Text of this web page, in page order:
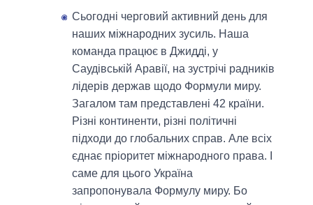
Сьогодні черговий активний день для
наших міжнародних зусиль. Наша
команда працює в Джидді, у
Саудівській Аравії, на зустрічі радників
лідерів держав щодо Формули миру.
Загалом там представлені 42 країни.
Різні континенти, різні політичні
підходи до глобальних справ. Але всіх
єднає пріоритет міжнародного права. І
саме для цього Україна
запропонувала Формулу миру. Бо